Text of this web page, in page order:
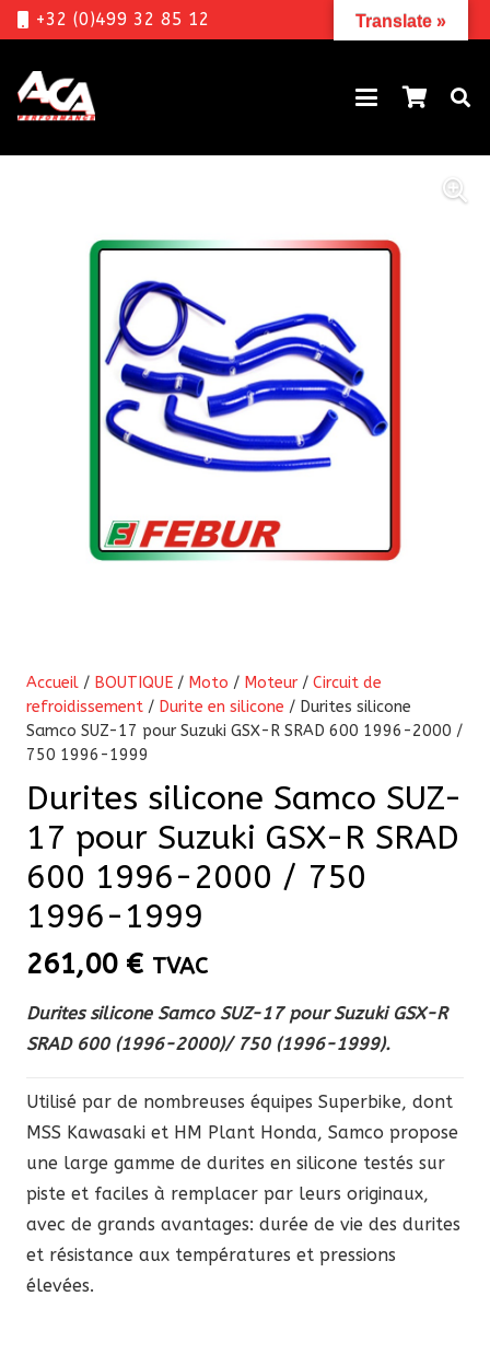
+32 (0)499 32 85 12
Accueil / BOUTIQUE / Moto / Moteur / Circuit de
refroidissement / Durite en silicone / Durites silicone
Samco SUZ-17 pour Suzuki GSX-R SRAD 600 1996-2000 /
750 1996-1999
Durites silicone Samco SUZ-
17 pour Suzuki GSX-R SRAD
600 1996-2000 / 750
1996-1999
261,00 € TVAC
Durites silicone Samco SUZ-17 pour Suzuki GSX-R
SRAD 600 (1996-2000)/ 750 (1996-1999).
Utilisé par de nombreuses équipes Superbike, dont
MSS Kawasaki et HM Plant Honda, Samco propose
une large gamme de durites en silicone testés sur
piste et faciles à remplacer par leurs originaux,
avec de grands avantages: durée de vie des durites
et résistance aux températures et pressions
élevées.
Translate »